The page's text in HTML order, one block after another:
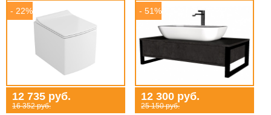
- 22%
12 735 руб.
16 352 руб.
- 51%
12 300 руб.
25 150 руб.